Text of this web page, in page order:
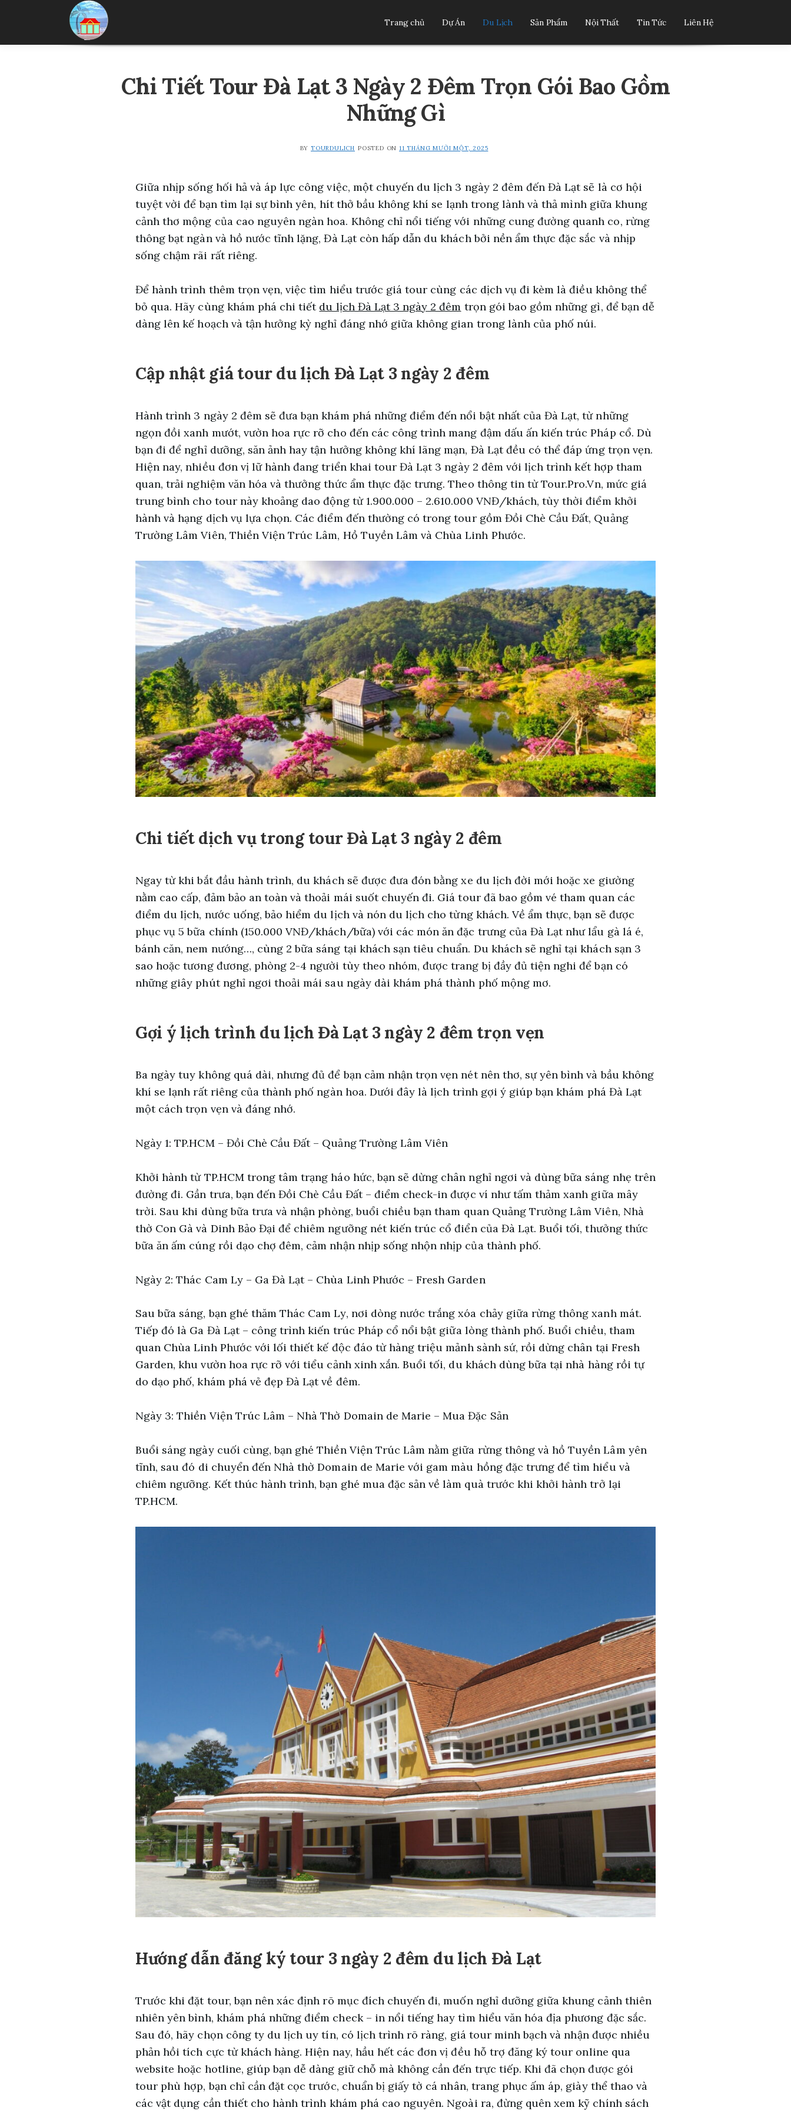
content
Trang chủ Dự Án Du Lịch Sản Phẩm Nội Thất Tin Tức Liên Hệ
Chi Tiết Tour Đà Lạt 3 Ngày 2 Đêm Trọn Gói Bao Gồm
Những Gì
BY TOURDULICH POSTED ON 11 THÁNG MƯỜI MỘT, 2025
Giữa nhịp sống hối hả và áp lực công việc, một chuyến du lịch 3 ngày 2 đêm đến Đà Lạt sẽ là cơ hội
tuyệt vời để bạn tìm lại sự bình yên, hít thở bầu không khí se lạnh trong lành và thả mình giữa khung
cảnh thơ mộng của cao nguyên ngàn hoa. Không chỉ nổi tiếng với những cung đường quanh co, rừng
thông bạt ngàn và hồ nước tĩnh lặng, Đà Lạt còn hấp dẫn du khách bởi nền ẩm thực đặc sắc và nhịp
sống chậm rãi rất riêng.
Để hành trình thêm trọn vẹn, việc tìm hiểu trước giá tour cùng các dịch vụ đi kèm là điều không thể
bỏ qua. Hãy cùng khám phá chi tiết du lịch Đà Lạt 3 ngày 2 đêm trọn gói bao gồm những gì, để bạn dễ
dàng lên kế hoạch và tận hưởng kỳ nghỉ đáng nhớ giữa không gian trong lành của phố núi.
Cập nhật giá tour du lịch Đà Lạt 3 ngày 2 đêm
Hành trình 3 ngày 2 đêm sẽ đưa bạn khám phá những điểm đến nổi bật nhất của Đà Lạt, từ những
ngọn đồi xanh mướt, vườn hoa rực rỡ cho đến các công trình mang đậm dấu ấn kiến trúc Pháp cổ. Dù
bạn đi để nghỉ dưỡng, săn ảnh hay tận hưởng không khí lãng mạn, Đà Lạt đều có thể đáp ứng trọn vẹn.
Hiện nay, nhiều đơn vị lữ hành đang triển khai tour Đà Lạt 3 ngày 2 đêm với lịch trình kết hợp tham
quan, trải nghiệm văn hóa và thưởng thức ẩm thực đặc trưng. Theo thông tin từ Tour.Pro.Vn, mức giá
trung bình cho tour này khoảng dao động từ 1.900.000 – 2.610.000 VNĐ/khách, tùy thời điểm khởi
hành và hạng dịch vụ lựa chọn. Các điểm đến thường có trong tour gồm Đồi Chè Cầu Đất, Quảng
Trường Lâm Viên, Thiền Viện Trúc Lâm, Hồ Tuyền Lâm và Chùa Linh Phước.
Chi tiết dịch vụ trong tour Đà Lạt 3 ngày 2 đêm
Ngay từ khi bắt đầu hành trình, du khách sẽ được đưa đón bằng xe du lịch đời mới hoặc xe giường
nằm cao cấp, đảm bảo an toàn và thoải mái suốt chuyến đi. Giá tour đã bao gồm vé tham quan các
điểm du lịch, nước uống, bảo hiểm du lịch và nón du lịch cho từng khách. Về ẩm thực, bạn sẽ được
phục vụ 5 bữa chính (150.000 VNĐ/khách/bữa) với các món ăn đặc trưng của Đà Lạt như lẩu gà lá é,
bánh căn, nem nướng…, cùng 2 bữa sáng tại khách sạn tiêu chuẩn. Du khách sẽ nghỉ tại khách sạn 3
sao hoặc tương đương, phòng 2-4 người tùy theo nhóm, được trang bị đầy đủ tiện nghi để bạn có
những giây phút nghỉ ngơi thoải mái sau ngày dài khám phá thành phố mộng mơ.
Gợi ý lịch trình du lịch Đà Lạt 3 ngày 2 đêm trọn vẹn
Ba ngày tuy không quá dài, nhưng đủ để bạn cảm nhận trọn vẹn nét nên thơ, sự yên bình và bầu không
khí se lạnh rất riêng của thành phố ngàn hoa. Dưới đây là lịch trình gợi ý giúp bạn khám phá Đà Lạt
một cách trọn vẹn và đáng nhớ.
Ngày 1: TP.HCM – Đồi Chè Cầu Đất – Quảng Trường Lâm Viên
Khởi hành từ TP.HCM trong tâm trạng háo hức, bạn sẽ dừng chân nghỉ ngơi và dùng bữa sáng nhẹ trên
đường đi. Gần trưa, bạn đến Đồi Chè Cầu Đất – điểm check-in được ví như tấm thảm xanh giữa mây
trời. Sau khi dùng bữa trưa và nhận phòng, buổi chiều bạn tham quan Quảng Trường Lâm Viên, Nhà
thờ Con Gà và Dinh Bảo Đại để chiêm ngưỡng nét kiến trúc cổ điển của Đà Lạt. Buổi tối, thưởng thức
bữa ăn ấm cúng rồi dạo chợ đêm, cảm nhận nhịp sống nhộn nhịp của thành phố.
Ngày 2: Thác Cam Ly – Ga Đà Lạt – Chùa Linh Phước – Fresh Garden
Sau bữa sáng, bạn ghé thăm Thác Cam Ly, nơi dòng nước trắng xóa chảy giữa rừng thông xanh mát.
Tiếp đó là Ga Đà Lạt – công trình kiến trúc Pháp cổ nổi bật giữa lòng thành phố. Buổi chiều, tham
quan Chùa Linh Phước với lối thiết kế độc đáo từ hàng triệu mảnh sành sứ, rồi dừng chân tại Fresh
Garden, khu vườn hoa rực rỡ với tiểu cảnh xinh xắn. Buổi tối, du khách dùng bữa tại nhà hàng rồi tự
do dạo phố, khám phá vẻ đẹp Đà Lạt về đêm.
Ngày 3: Thiền Viện Trúc Lâm – Nhà Thờ Domain de Marie – Mua Đặc Sản
Buổi sáng ngày cuối cùng, bạn ghé Thiền Viện Trúc Lâm nằm giữa rừng thông và hồ Tuyền Lâm yên
tĩnh, sau đó di chuyển đến Nhà thờ Domain de Marie với gam màu hồng đặc trưng để tìm hiểu và
chiêm ngưỡng. Kết thúc hành trình, bạn ghé mua đặc sản về làm quà trước khi khởi hành trở lại
TP.HCM.
Hướng dẫn đăng ký tour 3 ngày 2 đêm du lịch Đà Lạt
Trước khi đặt tour, bạn nên xác định rõ mục đích chuyến đi, muốn nghỉ dưỡng giữa khung cảnh thiên
nhiên yên bình, khám phá những điểm check – in nổi tiếng hay tìm hiểu văn hóa địa phương đặc sắc.
Sau đó, hãy chọn công ty du lịch uy tín, có lịch trình rõ ràng, giá tour minh bạch và nhận được nhiều
phản hồi tích cực từ khách hàng. Hiện nay, hầu hết các đơn vị đều hỗ trợ đăng ký tour online qua
website hoặc hotline, giúp bạn dễ dàng giữ chỗ mà không cần đến trực tiếp. Khi đã chọn được gói
tour phù hợp, bạn chỉ cần đặt cọc trước, chuẩn bị giấy tờ cá nhân, trang phục ấm áp, giày thể thao và
các vật dụng cần thiết cho hành trình khám phá cao nguyên. Ngoài ra, đừng quên xem kỹ chính sách